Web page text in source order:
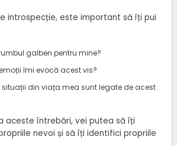
introspecție, este important să îți pui
galben pentru mine?
îmi evocă acest vis?
situații din viața mea sunt legate de acest
aceste întrebări, vei putea să îți
nevoi și să îți identifici propriile